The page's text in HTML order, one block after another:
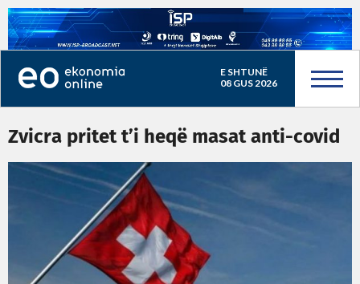
E SHTUNË
08 GUS 2026
Zvicra pritet t’i heqë masat anti-covid